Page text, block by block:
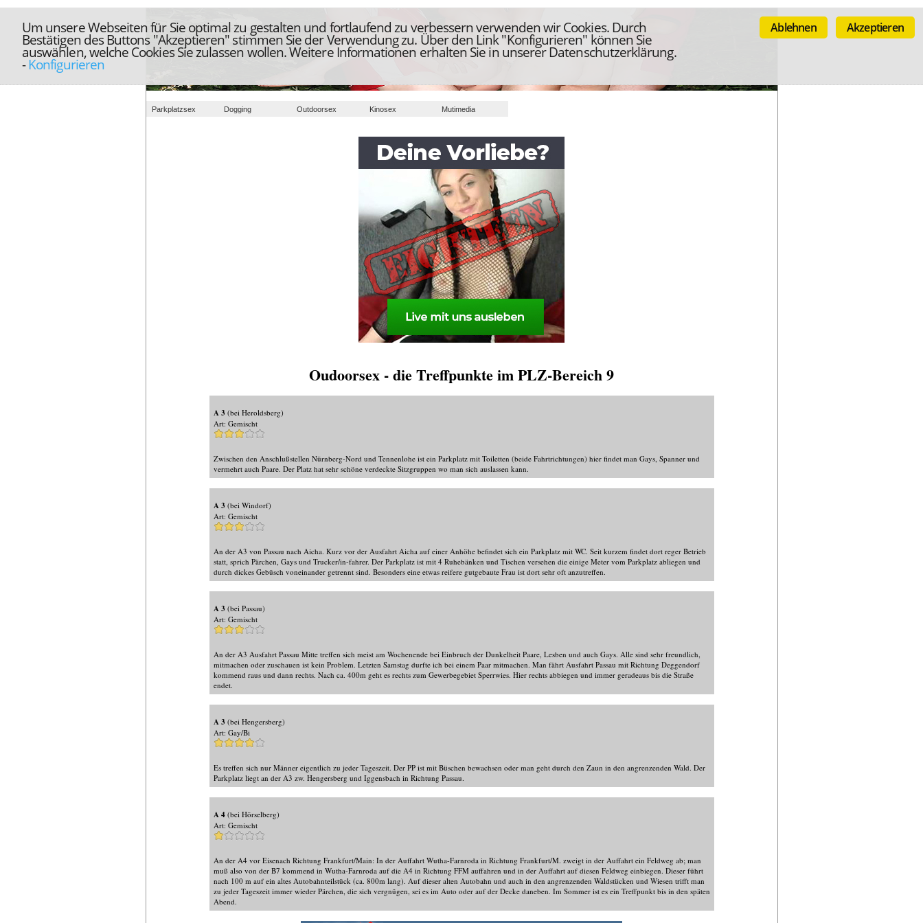
Um unsere Webseiten für Sie optimal zu gestalten und fortlaufend zu verbessern verwenden wir Cookies. Durch
Bestätigen des Buttons "Akzeptieren" stimmen Sie der Verwendung zu. Über den Link "Konfigurieren" können Sie
auswählen, welche Cookies Sie zulassen wollen. Weitere Informationen erhalten Sie in unserer Datenschutzerklärung.
-Konfigurieren
Akzeptieren
Ablehnen
Parkplatzsex Dogging Outdoorsex Kinosex Mutimedia
Oudoorsex - die Treffpunkte im PLZ-Bereich 9
A 3 (bei Heroldsberg)
Art: Gemischt
Zwischen den Anschlußstellen Nürnberg-Nord und Tennenlohe ist ein Parkplatz mit Toiletten (beide Fahrtrichtungen) hier findet man Gays, Spanner und
vermehrt auch Paare. Der Platz hat sehr schöne verdeckte Sitzgruppen wo man sich auslassen kann.
A 3 (bei Windorf)
Art: Gemischt
An der A3 von Passau nach Aicha. Kurz vor der Ausfahrt Aicha auf einer Anhöhe befindet sich ein Parkplatz mit WC. Seit kurzem findet dort reger Betrieb
statt, sprich Pärchen, Gays und Trucker/in-fahrer. Der Parkplatz ist mit 4 Ruhebänken und Tischen versehen die einige Meter vom Parkplatz abliegen und
durch dickes Gebüsch voneinander getrennt sind. Besonders eine etwas reifere gutgebaute Frau ist dort sehr oft anzutreffen.
A 3 (bei Passau)
Art: Gemischt
An der A3 Ausfahrt Passau Mitte treffen sich meist am Wochenende bei Einbruch der Dunkelheit Paare, Lesben und auch Gays. Alle sind sehr freundlich,
mitmachen oder zuschauen ist kein Problem. Letzten Samstag durfte ich bei einem Paar mitmachen. Man fährt Ausfahrt Passau mit Richtung Deggendorf
kommend raus und dann rechts. Nach ca. 400m geht es rechts zum Gewerbegebiet Sperrwies. Hier rechts abbiegen und immer geradeaus bis die Straße
endet.
A 3 (bei Hengersberg)
Art: Gay/Bi
Es treffen sich nur Männer eigentlich zu jeder Tageszeit. Der PP ist mit Büschen bewachsen oder man geht durch den Zaun in den angrenzenden Wald. Der
Parkplatz liegt an der A3 zw. Hengersberg und Iggensbach in Richtung Passau.
A 4(bei Hörselberg)
Art: Gemischt
An der A4 vor Eisenach Richtung Frankfurt/Main: In der Auffahrt Wutha-Farnroda in Richtung Frankfurt/M. zweigt in der Auffahrt ein Feldweg ab; man
muß also von der B7 kommend in Wutha-Farnroda auf die A4 in Richtung FFM auffahren und in der Auffahrt auf diesen Feldweg einbiegen. Dieser führt
nach 100 m auf ein altes Autobahnteilstück (ca. 800m lang). Auf dieser alten Autobahn und auch in den angrenzenden Waldstücken und Wiesen trifft man
zu jeder Tageszeit immer wieder Pärchen, die sich vergnügen, sei es im Auto oder auf der Decke daneben. Im Sommer ist es ein Treffpunkt bis in den späten
Abend.